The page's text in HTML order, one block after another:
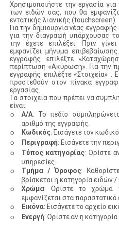
Χρησιμοποιήστε την εργασία
των ειδών σας, που θα
εντατικής λιανικής (touchscreen).
Για την δημιουργία νέας εγγραφής
για την διαγραφή υπάρχουσας το
την έχετε επιλέξει. Πριν
εμφανίζει μήνυμα
εγγραφής επιλέξτε
περίπτωση «Ακύρωση». Για την
εγγραφής επιλέξτε «Στοιχεία» .
προστεθούν στον πίνακα
εργασίας.
Τα στοιχεία που πρέπει να
είναι:
◦ Α/Α: Το πεδίο
αριθμό της εγγραφής.
◦ Κωδικός: Εισάγετε τον
◦ Περιγραφή: Εισάγετε την
◦ Τύπος κατηγορίας: Ορίστε
υπηρεσίες.
◦ Τμήμα / Όροφος:
βρίσκεται η κατηγορία ειδών
◦ Χρώμα: Ορίστε το χρώμα
εμφανίζεται στα παραστατικά
◦ Εικόνα: Εισάγετε το αρχείο
◦ Ενεργή: Ορίστε αν η κατηγορία